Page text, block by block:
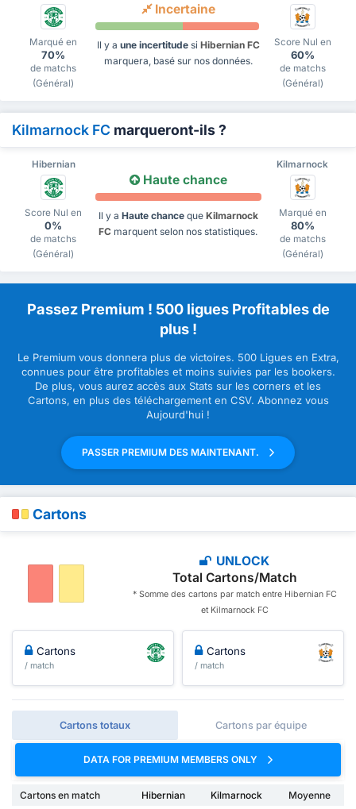
Marqué en
70%
de matchs
(Général)
Incertaine
Il y a une incertitudesi Hibernian FC
marquera, basé sur nos données.
Score Nul en
60%
de matchs
(Général)
Kilmarnock FC marqueront-ils ?
Hibernian Kilmarnock
Score Nul en
0%
de matchs
(Général)
Haute chance
Il y a Haute chanceque Kilmarnock
FC marquent selon nos statistiques.
Marqué en
80%
de matchs
(Général)
Passez Premium ! 500 ligues Profitables de
plus !
Le Premium vous donnera plus de victoires. 500 Ligues en Extra,
connues pour être profitables et moins suivies par les bookers.
De plus, vous aurez accès aux Stats sur les corners et les
Cartons, en plus des téléchargement en CSV. Abonnez vous
Aujourd'hui !
PASSER PREMIUM DES MAINTENANT.
Cartons
UNLOCK
Total Cartons/Match
* Somme des cartons par match entre Hibernian FC
et Kilmarnock FC
Cartons
/ match
Cartons
/ match
Cartons totaux Cartons par équipe
DATA FOR PREMIUM MEMBERS ONLY
Cartons en match Hibernian Kilmarnock Moyenne